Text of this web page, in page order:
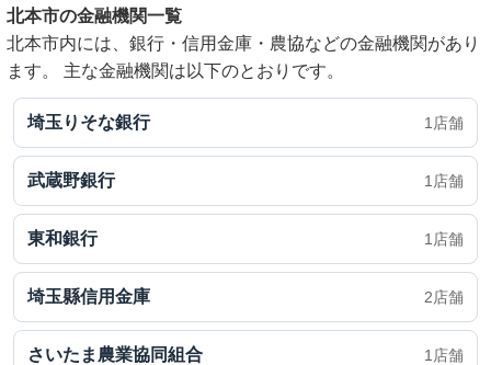
北本市の金融機関一覧
北本市内には、銀行・信用金庫・農協などの金融機関があり
ます。 主な金融機関は以下のとおりです。
埼玉りそな銀行 1店舗
武蔵野銀行 1店舗
東和銀行 1店舗
埼玉縣信用金庫 2店舗
さいたま農業協同組合 1店舗